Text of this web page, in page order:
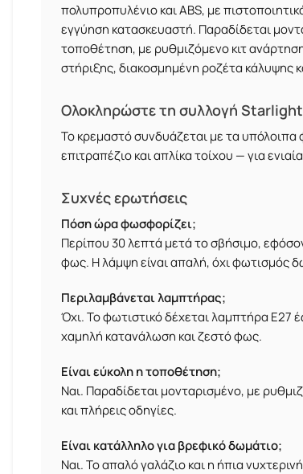
πολυπροπυλένιο και ABS, με
εγγύηση κατασκευαστή. Παραδίδεται
τοποθέτηση, με ρυθμιζόμενο κιτ
στήριξης, διακοσμημένη ροζέτα κάλυψης
Ολοκληρώστε τη συλλογή
Το κρεμαστό συνδυάζεται με τα υπόλοιπα
επιτραπέζιο και απλίκα τοίχου — για
Συχνές ερωτήσεις
Πόση ώρα φωσφορίζει;
Περίπου 30 λεπτά μετά το σβήσιμο,
φως. Η λάμψη είναι απαλή, όχι φωτισμός
Περιλαμβάνεται λαμπτήρας;
Όχι. Το φωτιστικό δέχεται λαμπτήρα E27
χαμηλή κατανάλωση και ζεστό φως.
Είναι εύκολη η τοποθέτηση;
Ναι. Παραδίδεται μονταρισμένο, με
και πλήρεις οδηγίες.
Είναι κατάλληλο για βρεφικό δωμάτιο;
Ναι. Το απαλό γαλάζιο και η ήπια